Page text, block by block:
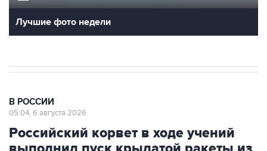
Российский корвет в ходе учений
выполнил пуск крылатой ракеты из
Авачинского залива